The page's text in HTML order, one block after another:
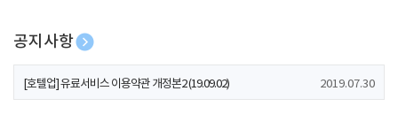
공지사항
[호텔업] 개인정보 처리방침 개정본1 (19.09.02)
[호텔업] 유료서비스 이용약관 개정본2 (19.09.02) 2019.07.30